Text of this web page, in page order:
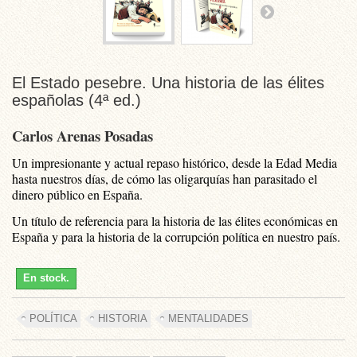
El Estado pesebre. Una historia de las élites
españolas (4ª ed.)
Carlos Arenas Posadas
Un impresionante y actual repaso histórico, desde la Edad Media
hasta nuestros días, de cómo las oligarquías han parasitado el
dinero público en España.
Un título de referencia para la historia de las élites económicas en
España y para la historia de la corrupción política en nuestro país.
En stock.
POLÍTICA HISTORIA MENTALIDADES